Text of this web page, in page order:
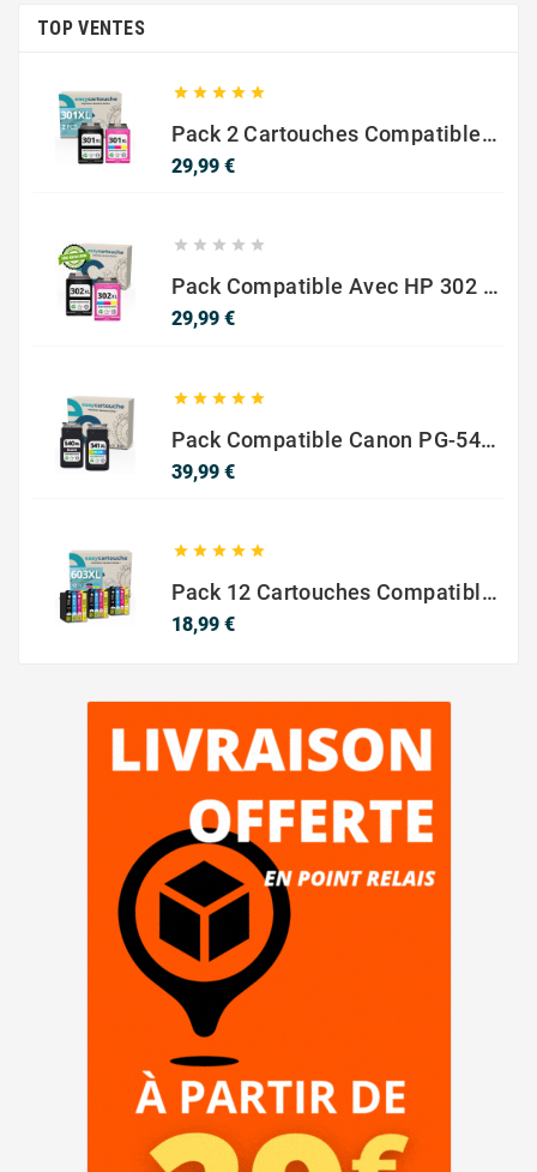
TOP VENTES
    
Pack 2 Cartouches Compatible Avec HP 301 XL Noir Et Couleur
29,99 €Prix
    
Pack Compatible Avec HP 302 XL Noir Et Couleur - SANS NIVEAU ENCRE
29,99 €Prix
    
Pack Compatible Canon PG-540 XL / CL-541 XL – Noir & Couleur – Haute Capacité
39,99 €Prix
    
Pack 12 Cartouches Compatible EPSON 603XL
18,99 €Prix